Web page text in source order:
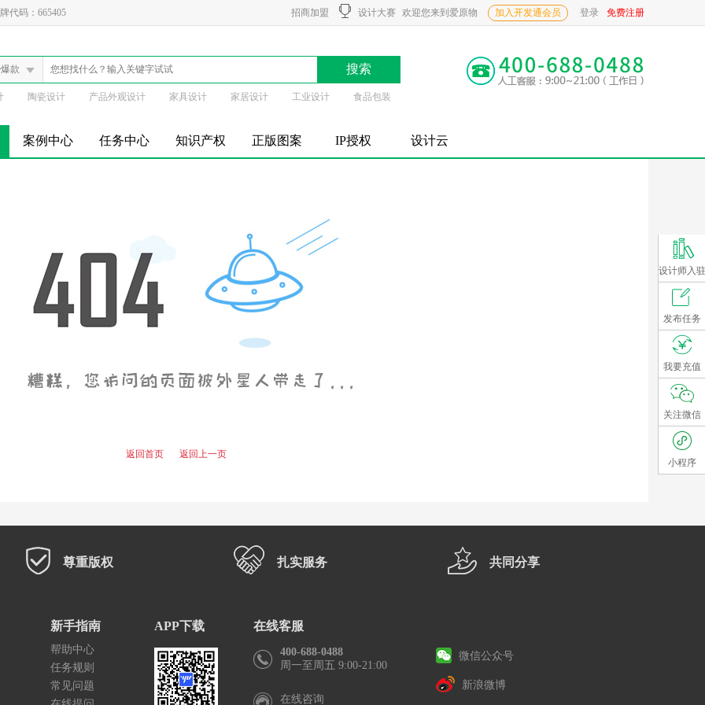
代码：665405 招商加盟 设计大赛 欢迎您来到爱原物 加入开发通会员 免费注册
登录
款
陶瓷设计 产品外观设计 家具设计 家居设计 工业设计 食品包装
案例中心 任务中心 知识产权 正版图案 IP授权 设计云
返回首页 返回上一页
尊重版权 扎实服务 共同分享
新手指南
帮助中心
任务规则
常见问题
APP下载 在线客服
400-688-0488
周一至周五 9:00-21:00
在线咨询
微信公众号
新浪微博
设计师入驻
发布任务
我要充值
关注微信
小程序